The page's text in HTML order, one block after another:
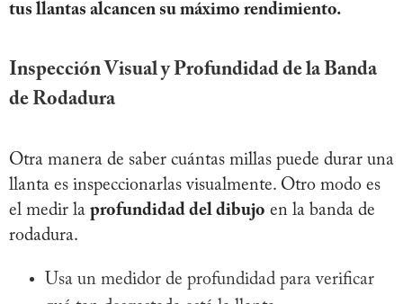
tus llantas alcancen su máximo rendimiento.
Inspección Visual y Profundidad de la Banda
de Rodadura
Otra manera de saber cuántas millas puede durar una
llanta es inspeccionarlas visualmente. Otro modo es
el medir la profundidad del dibujo en la banda de
rodadura.
Usa un medidor de profundidad para verificar